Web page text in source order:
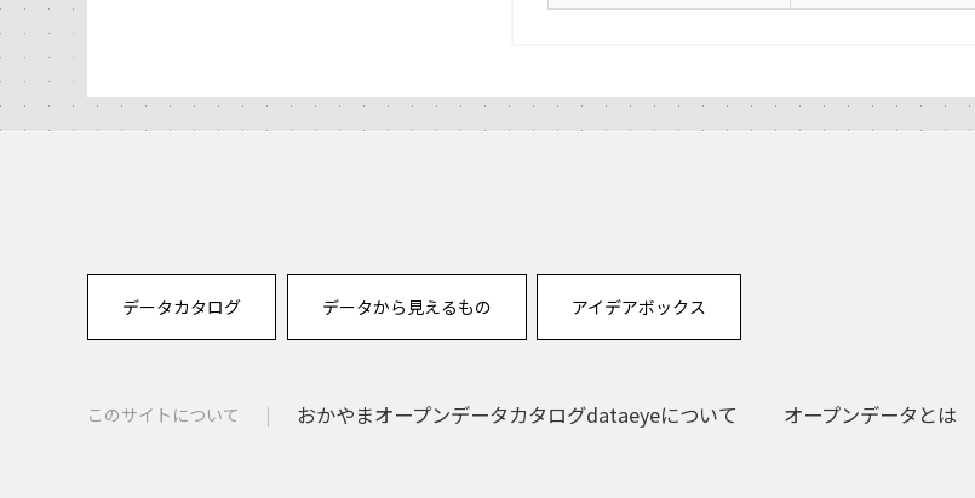
データカタログ データから見えるもの アイデアボックス
このサイトについて おかやまオープンデータカタログdataeyeについて オープンデータとは